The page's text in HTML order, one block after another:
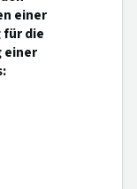
einer
für die
einer